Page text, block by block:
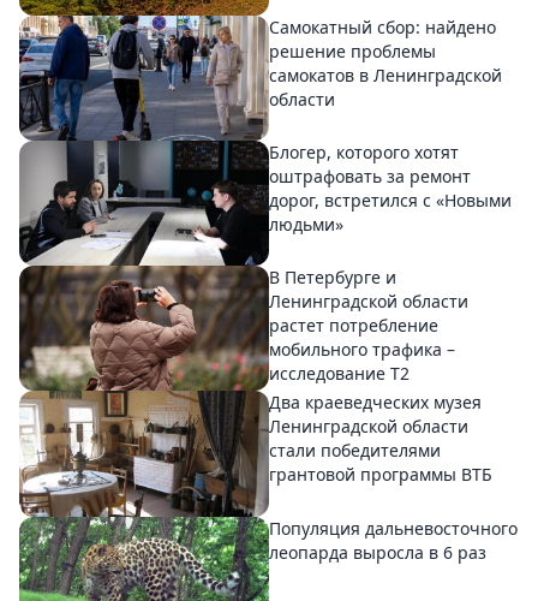
Самокатный сбор: найдено
решение проблемы
самокатов в Ленинградской
области
Блогер, которого хотят
оштрафовать за ремонт
дорог, встретился с «Новыми
людьми»
В Петербурге и
Ленинградской области
растет потребление
мобильного трафика –
исследование T2
Два краеведческих музея
Ленинградской области
стали победителями
грантовой программы ВТБ
Популяция дальневосточного
леопарда выросла в 6 раз